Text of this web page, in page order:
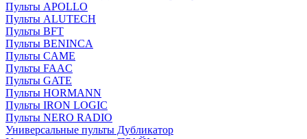
Пульты APOLLO
Пульты ALUTECH
Пульты BFT
Пульты BENINCA
Пульты CAME
Пульты FAAC
Пульты GATE
Пульты HORMANN
Пульты IRON LOGIC
Пульты NERO RADIO
Универсальные пульты Дубликатор